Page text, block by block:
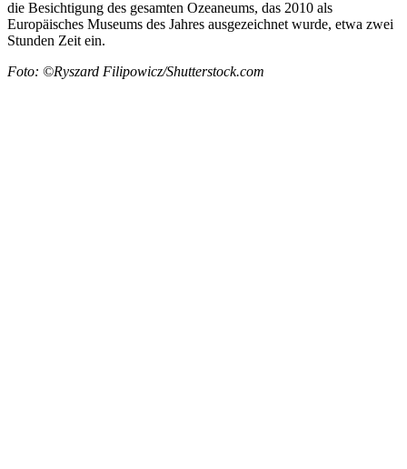
die Besichtigung des gesamten Ozeaneums, das 2010 als
Europäisches Museums des Jahres ausgezeichnet wurde, etwa zwei
Stunden Zeit ein.
Foto: ©Ryszard Filipowicz/Shutterstock.com